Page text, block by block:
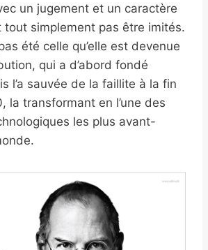
un jugement et un caractère
tout simplement pas être imités.
été celle qu’elle est devenue
qui a d’abord fondé
l’a sauvée de la faillite à la fin
la transformant en l’une des
les plus avant-